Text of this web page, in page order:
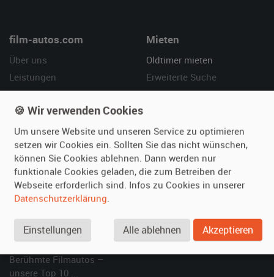
film-autos.com
Über uns
Leistungen
Referenzen
Kundenmeinungen
Mieten
Oldtimer mieten
Erweiterte Suche
Fragen für Mieter
Vermieten
Oldtimer anmelden
Fotos senden
Fragen für Vermieter
Hilfe
Häufige Fragen (FAQ)
So funktioniert's
Berühmte Filmautos –
unsere Top 10 ...
🍪 Wir verwenden Cookies
Um unsere Website und unseren Service zu optimieren
setzen wir Cookies ein. Sollten Sie das nicht wünschen,
können Sie Cookies ablehnen. Dann werden nur
funktionale Cookies geladen, die zum Betreiben der
Webseite erforderlich sind. Infos zu Cookies in unserer
Datenschutzerklärung.
Einstellungen Alle ablehnen Akzeptieren